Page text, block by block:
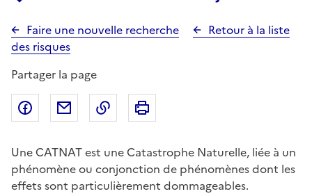
Faire une nouvelle recherche
Retour à la liste
des risques
Partager la page
Partager sur Facebook
Partager par emailCopier dans le presse-papier
Une CATNAT est une Catastrophe Naturelle, liée à un
phénomène ou conjonction de phénomènes dont les
effets sont particulièrement dommageables.